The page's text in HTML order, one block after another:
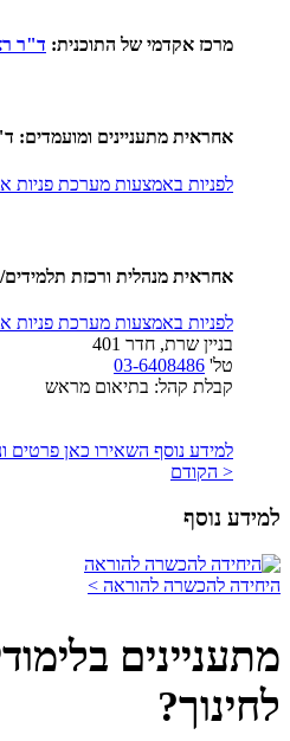
מרכז אקדמי של התוכנית: ד"ר
אחראית מתעניינים ומועמדים:
לפניות באמצעות מערכת פניות
אחראית מנהלית ורכזת
לפניות באמצעות מערכת פניות
בניין שרת, חדר 401
טל' 03-6408486
קבלת קהל: בתיאום מראש
למידע נוסף השאירו כאן פרטים
< הקודם
למידע נוסף
היחידה להכשרה להוראה >
מתעניינים
לחינוך?